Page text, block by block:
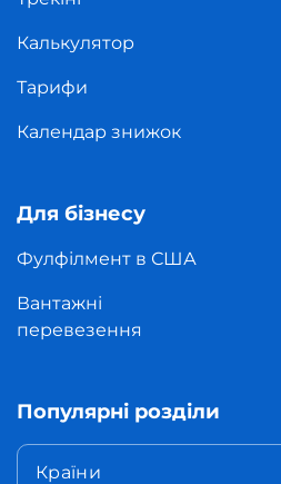
Калькулятор
Тарифи
Календар знижок
Для бізнесу
Фулфілмент в США
Вантажні
перевезення
Популярні розділи
Країни